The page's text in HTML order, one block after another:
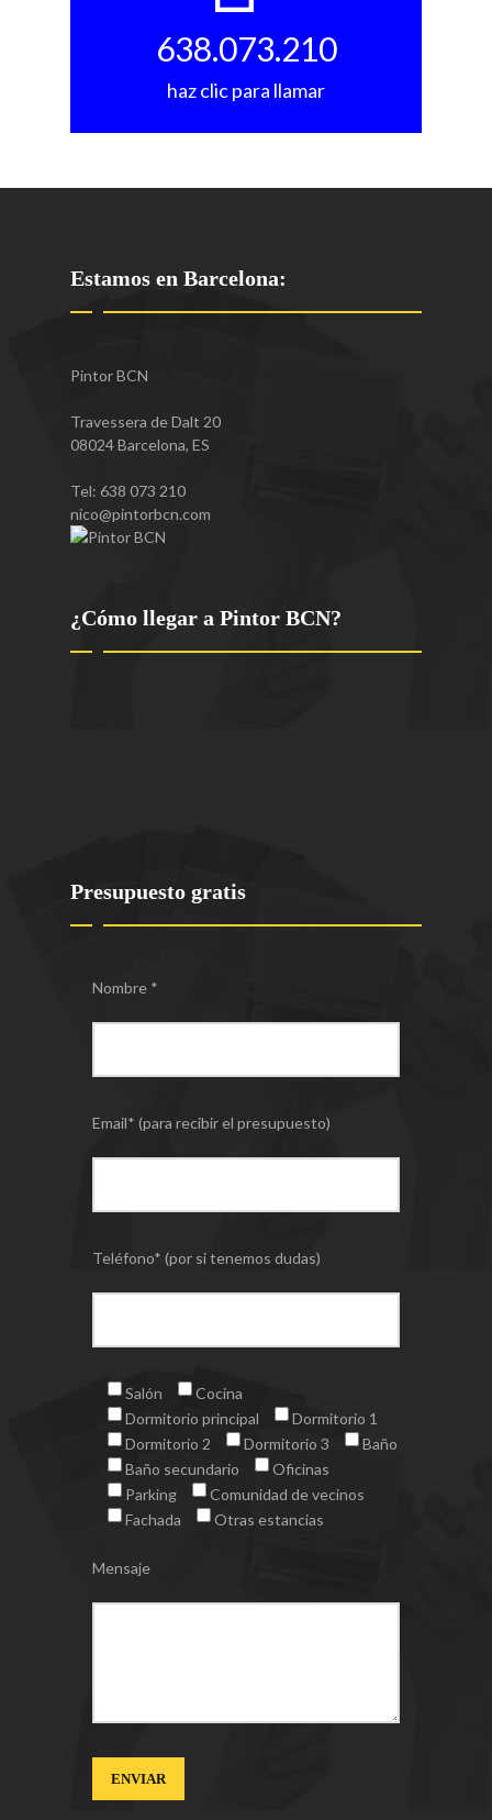
638.073.210
haz clic para llamar
Estamos en Barcelona:
Pintor BCN
Travessera de Dalt 20
08024Barcelona, ES
Tel: 638 073 210
nico@pintorbcn.com
¿Cómo llegar a Pintor BCN?
Presupuesto gratis
Nombre *
Email* (para recibir el presupuesto)
Teléfono* (por si tenemos dudas)
Salón
Cocina
Dormitorio principal
Dormitorio 1
Dormitorio 2
Dormitorio 3
Baño
Baño secundario
Oficinas
Parking
Comunidad de vecinos
Fachada
Otras estancias
Mensaje